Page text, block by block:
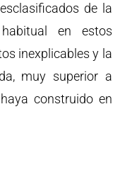
de la
en estos
inexplicables y la
muy superior a
construido en